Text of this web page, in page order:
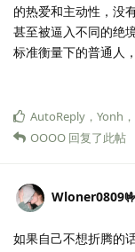
的热爱和主动性，没
甚至被逼入不同的绝
标准衡量下的普通人
AutoReply ， Yonh ，
OOOO 回复了此帖
Wloner0809🤟
如果自己不想折腾的